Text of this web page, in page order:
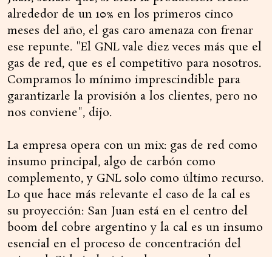
alrededor de un 10% en los primeros cinco
meses del año, el gas caro amenaza con frenar
ese repunte. "El GNL vale diez veces más que el
gas de red, que es el competitivo para nosotros.
Compramos lo mínimo imprescindible para
garantizarle la provisión a los clientes, pero no
nos conviene", dijo.
La empresa opera con un mix: gas de red como
insumo principal, algo de carbón como
complemento, y GNL solo como último recurso.
Lo que hace más relevante el caso de la cal es
su proyección: San Juan está en el centro del
boom del cobre argentino y la cal es un insumo
esencial en el proceso de concentración del